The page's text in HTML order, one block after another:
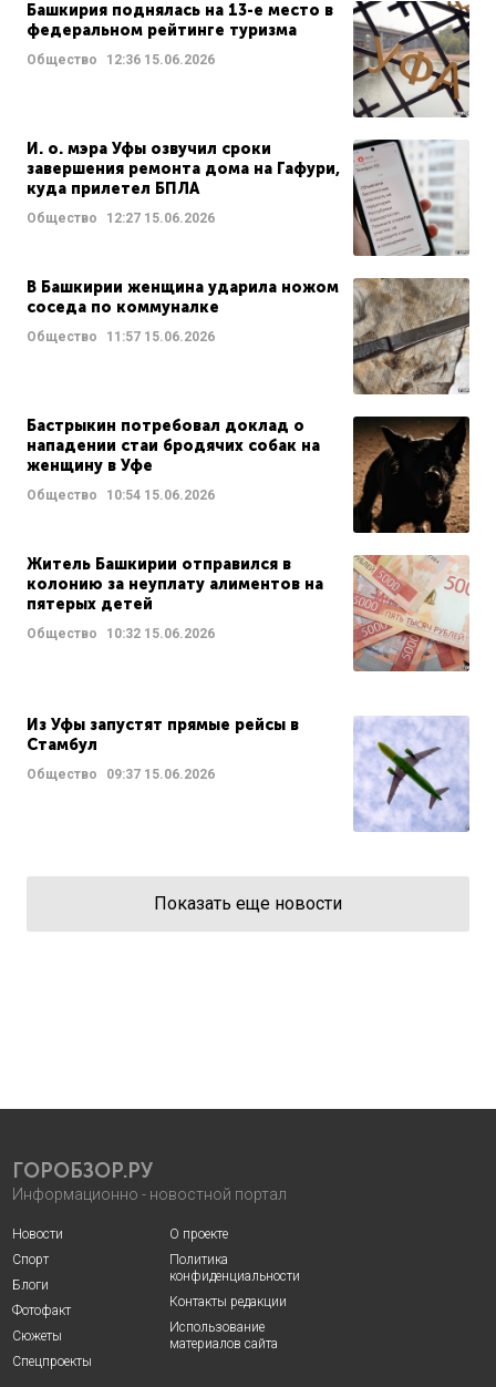
Башкирия поднялась на 13-е место в
федеральном рейтинге туризма
Общество 12:36 15.06.2026
И. о. мэра Уфы озвучил сроки
завершения ремонта дома на Гафури,
куда прилетел БПЛА
Общество 12:27 15.06.2026
В Башкирии женщина ударила ножом
соседа по коммуналке
Общество 11:57 15.06.2026
Бастрыкин потребовал доклад о
нападении стаи бродячих собак на
женщину в Уфе
Общество 10:54 15.06.2026
Житель Башкирии отправился в
колонию за неуплату алиментов на
пятерых детей
Общество 10:32 15.06.2026
Из Уфы запустят прямые рейсы в
Стамбул
Общество 09:37 15.06.2026
Показать еще новости
ГОРОБЗОР.РУ
Информационно - новостной портал
Новости
Спорт
Блоги
Фотофакт
Сюжеты
Спецпроекты
О проекте
Политика
конфиденциальности
Контакты редакции
Использование
материалов сайта